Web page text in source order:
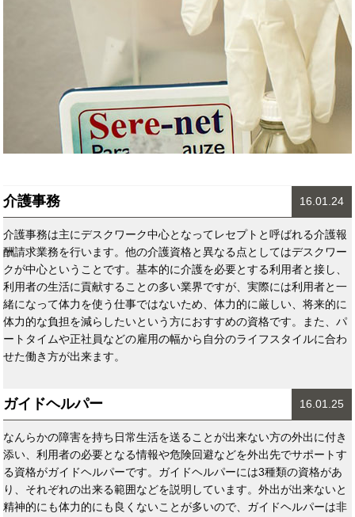
介護事務 16.01.24
介護事務は主にデスクワーク中心となってレセプトと呼ばれる介護報
酬請求業務を行います。他の介護資格と異なる点としてはデスクワー
クが中心ということです。基本的に介護を必要とする利用者と接し、
利用者の生活に貢献することの多い業界ですが、実際には利用者と一
緒になって体力を使う仕事ではないため、体力的に厳しい、将来的に
体力的な負担を減らしたいという方におすすめの資格です。また、パ
ートタイムや正社員などの雇用の幅から自分のライフスタイルに合わ
せた働き方が出来ます。
ガイドヘルパー 16.01.25
なんらかの障害を持ち日常生活を送ることが出来ない方の外出に付き
添い、利用者の必要となる情報や危険回避などを外出先でサポートす
る資格がガイドヘルパーです。ガイドヘルパーには3種類の資格があ
り、それぞれの出来る範囲などを説明しています。外出が出来ないと
精神的にも体力的にも良くないことが多いので、ガイドヘルパーは非